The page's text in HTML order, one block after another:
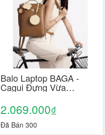
Balo Laptop BAGA -
Cagui Đựng Vừa
Macbook 14 Inch Da PU
Công Sở Màu Mocha
(Chưa Gồm Charm)
2.069.000₫
Đã Bán 300